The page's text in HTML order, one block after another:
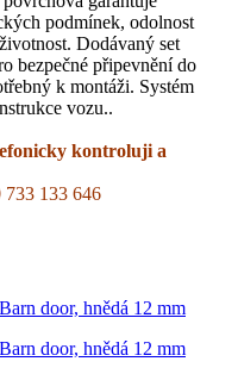
podmínek, odolnost
Dodávaný set
bezpečné připevnění do
k montáži. Systém
vozu..
kontroluji a
733 133 646